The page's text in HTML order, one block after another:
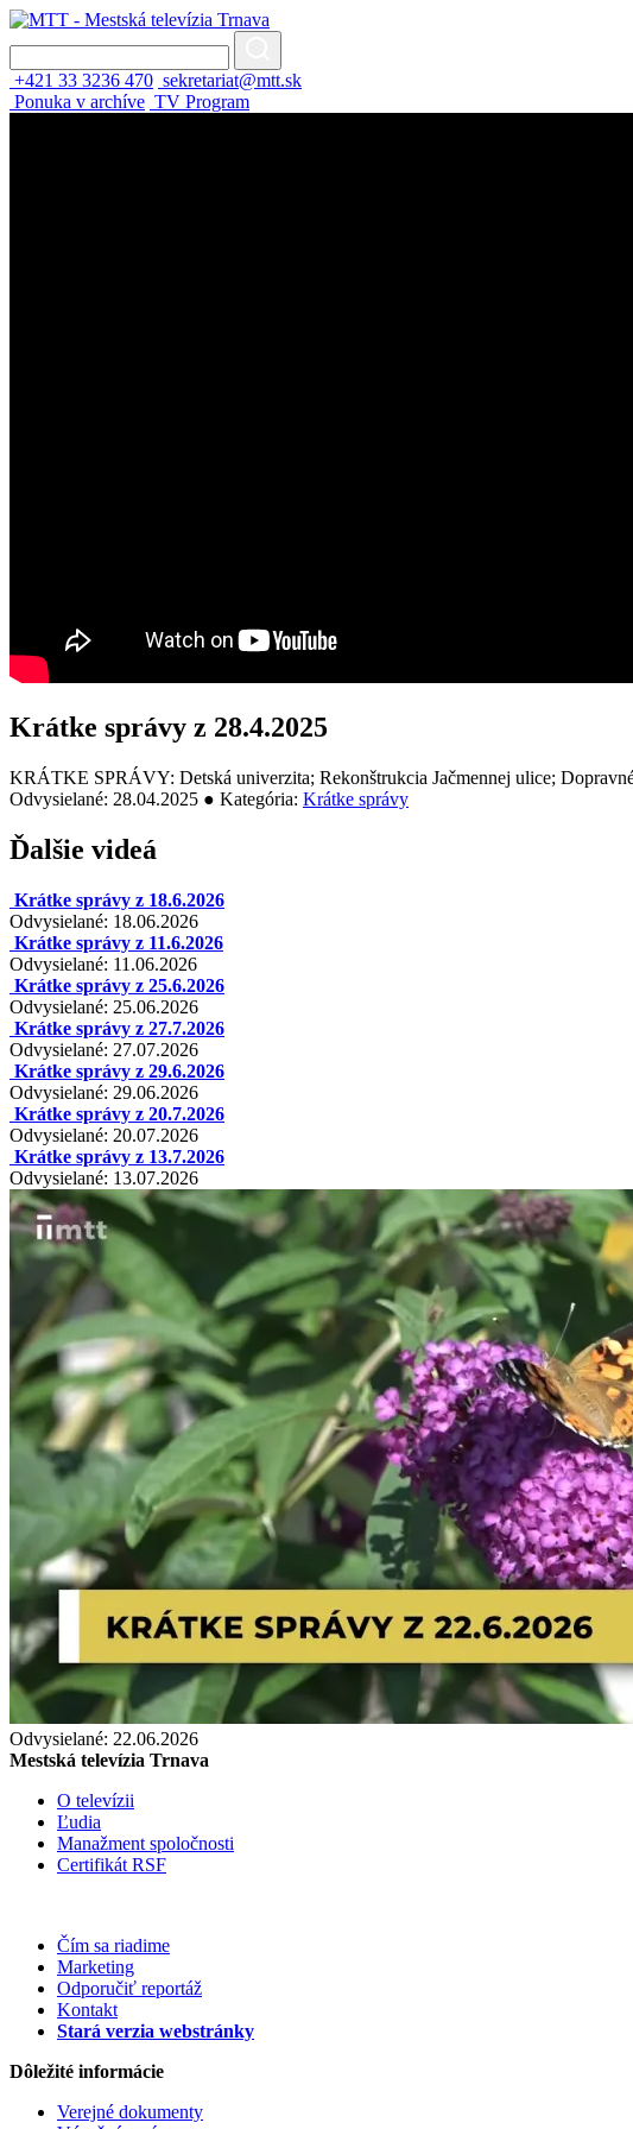
+421 33 3236 470 sekretariat@mtt.sk
Ponuka v archíve TV Program
Krátke správy z 28.4.2025
KRÁTKE SPRÁVY: Detská univerzita; Rekonštrukcia Jačmennej ulice;
Odvysielané: 28.04.2025 ● Kategória: Krátke správy
Ďalšie videá
Krátke správy z 18.6.2026
Odvysielané: 18.06.2026
Krátke správy z 11.6.2026
Odvysielané: 11.06.2026
Krátke správy z 25.6.2026
Odvysielané: 25.06.2026
Krátke správy z 27.7.2026
Odvysielané: 27.07.2026
Krátke správy z 29.6.2026
Odvysielané: 29.06.2026
Krátke správy z 20.7.2026
Odvysielané: 20.07.2026
Krátke správy z 13.7.2026
Odvysielané: 13.07.2026
Odvysielané: 22.06.2026
Mestská televízia Trnava
O televízii
Ľudia
Manažment spoločnosti
Certifikát RSF
Čím sa riadime
Marketing
Odporučiť reportáž
Kontakt
Stará verzia webstránky
Dôležité informácie
Verejné dokumenty